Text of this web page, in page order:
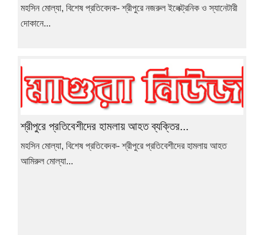
মহসিন মোল্যা, বিশেষ প্রতিবেদক- শ্রীপুরে নজরুল ইলেক্ট্রনিক ও স্যানেটারী
দোকানে...
শ্রীপুরে প্রতিবেশীদের হামলায় আহত ব্যক্তির...
মহসিন মোল্যা, বিশেষ প্রতিবেদক- শ্রীপুরে প্রতিবেশীদের হামলায় আহত
আমিরুল মোল্যা...